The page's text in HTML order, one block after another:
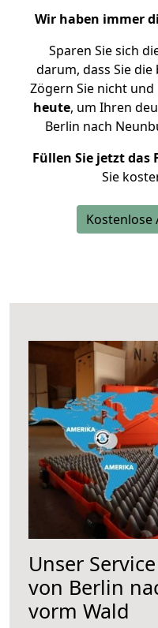
Wir haben immer
Sparen Sie sich
darum, dass Sie
Zögern Sie nicht und
heute, um Ihren
Berlin nach
Füllen Sie jetzt das
Sie
Kostenlose
Unser
von Berlin
vorm Wald